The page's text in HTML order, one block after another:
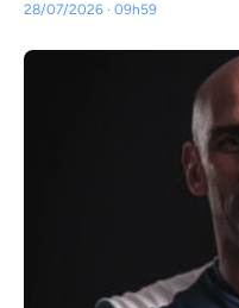
28/07/2026 · 09h59